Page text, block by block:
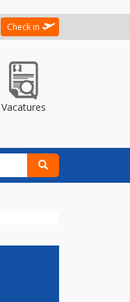
Check in
Vacatures